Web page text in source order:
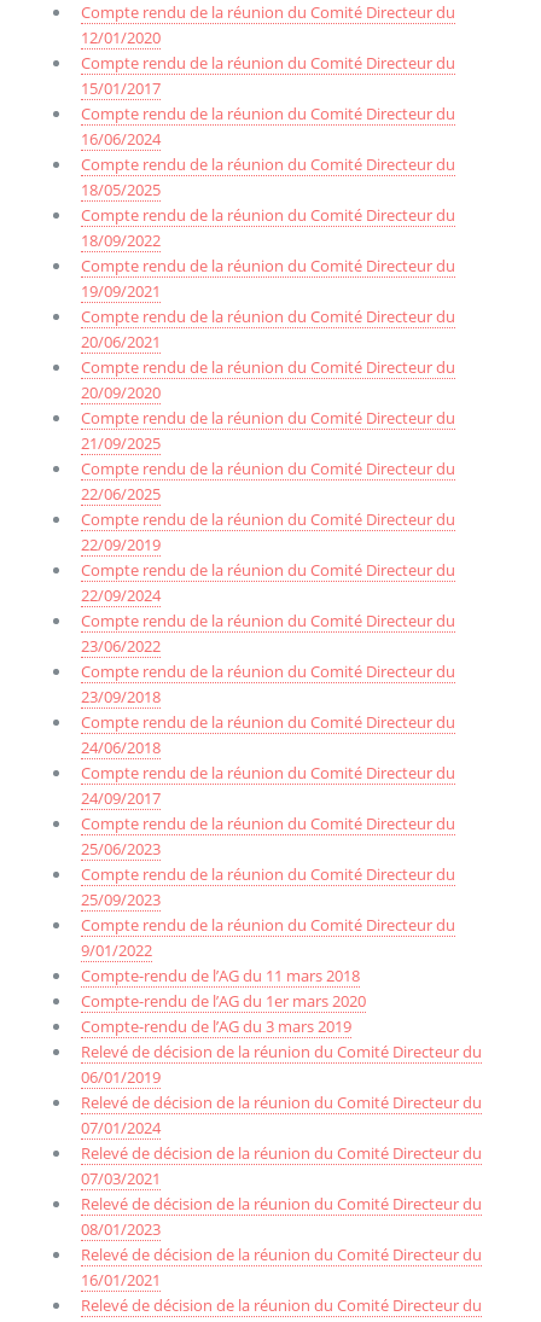
Compte rendu de la réunion du Comité Directeur du
12/01/2020
Compte rendu de la réunion du Comité Directeur du
15/01/2017
Compte rendu de la réunion du Comité Directeur du
16/06/2024
Compte rendu de la réunion du Comité Directeur du
18/05/2025
Compte rendu de la réunion du Comité Directeur du
18/09/2022
Compte rendu de la réunion du Comité Directeur du
19/09/2021
Compte rendu de la réunion du Comité Directeur du
20/06/2021
Compte rendu de la réunion du Comité Directeur du
20/09/2020
Compte rendu de la réunion du Comité Directeur du
21/09/2025
Compte rendu de la réunion du Comité Directeur du
22/06/2025
Compte rendu de la réunion du Comité Directeur du
22/09/2019
Compte rendu de la réunion du Comité Directeur du
22/09/2024
Compte rendu de la réunion du Comité Directeur du
23/06/2022
Compte rendu de la réunion du Comité Directeur du
23/09/2018
Compte rendu de la réunion du Comité Directeur du
24/06/2018
Compte rendu de la réunion du Comité Directeur du
24/09/2017
Compte rendu de la réunion du Comité Directeur du
25/06/2023
Compte rendu de la réunion du Comité Directeur du
25/09/2023
Compte rendu de la réunion du Comité Directeur du
9/01/2022
Compte-rendu de l’AG du 11 mars 2018
Compte-rendu de l’AG du 1er mars 2020
Compte-rendu de l’AG du 3 mars 2019
Relevé de décision de la réunion du Comité Directeur du
06/01/2019
Relevé de décision de la réunion du Comité Directeur du
07/01/2024
Relevé de décision de la réunion du Comité Directeur du
07/03/2021
Relevé de décision de la réunion du Comité Directeur du
08/01/2023
Relevé de décision de la réunion du Comité Directeur du
16/01/2021
Relevé de décision de la réunion du Comité Directeur du